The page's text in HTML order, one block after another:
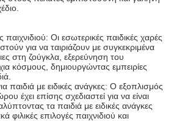
Οι εσωτερικές παιδικές χαρές
για να ταιριάζουν με συγκεκριμένα
στη ζούγκλα, εξερεύνηση του
κόσμους, δημιουργώντας εμπειρίες
παιδιά με ειδικές ανάγκες: Ο εξοπλισμός
έχει επίσης σχεδιαστεί για να είναι
τα παιδιά με ειδικές ανάγκες
φιλικές επιλογές παιχνιδιού και